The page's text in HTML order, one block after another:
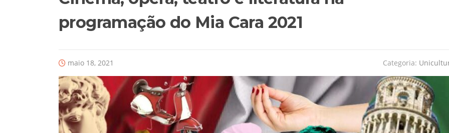
programação do Mia Cara 2021
maio 18, 2021 Categoria: